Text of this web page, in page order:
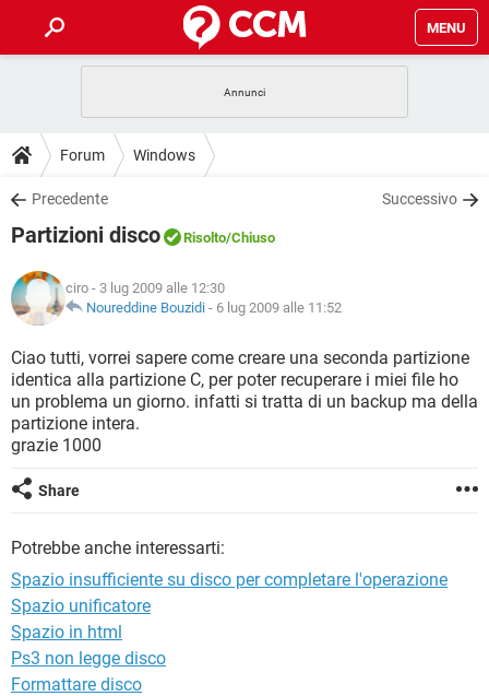
MENU
INTRATTENIMENTO
iOS
INSTAGRAM WHATSAPP
TIKTOK
HARDWARE
GUIDE
COVID-19
INSTAGRAM
TIKTOK
HARDWARE
DOWNLOAD
COVID-19 GAMING
INTRATTENIMENTO
iOS WINDOWS 10
INSTAGRAM
TIKTOK FACEBOOK
HARDWARE
COVID-19
INTRATTENIMENTO
iOS WINDOWS 10
INSTAGRAM WHATSAPP
TIKTOK
HARDWARE
GLOSSARIO
COVID-19
INTRATTENIMENTO ANDROID
iOS
TIKTOK
Forum Windows
Precedente Successivo
Partizioni disco Risolto/Chiuso
ciro - 3 lug 2009 alle 12:30
Noureddine Bouzidi - 6 lug 2009 alle 11:52
Ciao tutti, vorrei sapere come creare una seconda partizione
identica alla partizione C, per poter recuperare i miei file ho
un problema un giorno. infatti si tratta di un backup ma della
partizione intera.
grazie 1000
Share
Potrebbe anche interessarti:
Spazio insufficiente su disco per completare l'operazione
Spazio unificatore
Spazio in html
Ps3 non legge disco
Formattare disco